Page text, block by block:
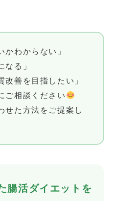
かわからない」
なる」
改善を目指したい」
ご相談ください
せた方法をご提案し
腸活ダイエットを